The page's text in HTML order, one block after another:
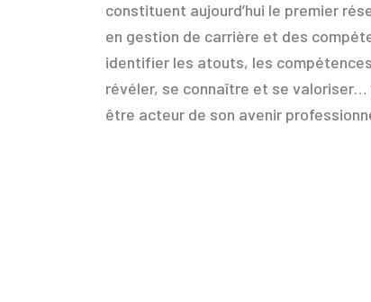
constituent aujourd’hui le premier
en gestion de carrière et des
identifier les atouts, les
révéler, se connaître et se valoriser…
être acteur de son avenir